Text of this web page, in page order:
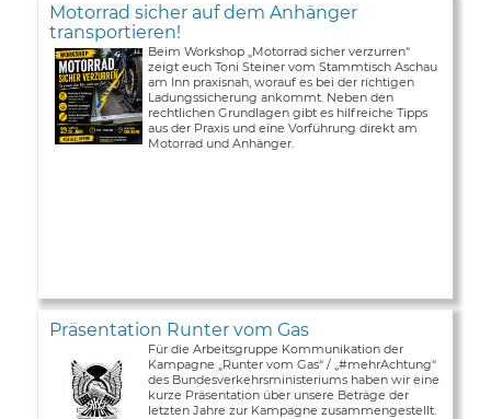
Motorrad sicher auf dem Anhänger
transportieren!
Beim Workshop „Motorrad sicher verzurren“
zeigt euch Toni Steiner vom Stammtisch Aschau
am Inn praxisnah, worauf es bei der richtigen
Ladungssicherung ankommt. Neben den
rechtlichen Grundlagen gibt es hilfreiche Tipps
aus der Praxis und eine Vorführung direkt am
Motorrad und Anhänger.
Präsentation Runter vom Gas
Für die Arbeitsgruppe Kommunikation der
Kampagne „Runter vom Gas“ / „#mehrAchtung“
des Bundesverkehrsministeriums haben wir eine
kurze Präsentation über unsere Beträge der
letzten Jahre zur Kampagne zusammengestellt.